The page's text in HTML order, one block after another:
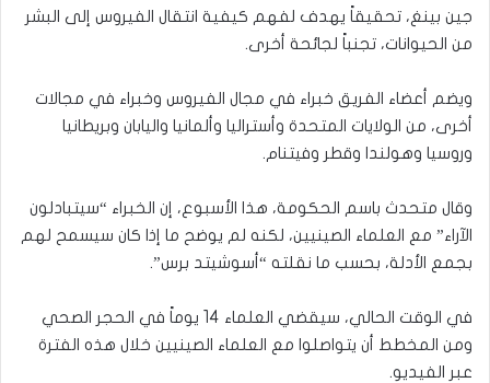
جين بينغ، تحقيقاً يهدف لفهم كيفية انتقال الفيروس إلى البشر
من الحيوانات، تجنباً لجائحة أخرى.
ويضم أعضاء الفريق خبراء في مجال الفيروس وخبراء في مجالات
أخرى، من الولايات المتحدة وأستراليا وألمانيا واليابان وبريطانيا
وروسيا وهولندا وقطر وفيتنام.
وقال متحدث باسم الحكومة، هذا الأسبوع، إن الخبراء “سيتبادلون
الآراء” مع العلماء الصينيين، لكنه لم يوضح ما إذا كان سيسمح لهم
بجمع الأدلة، بحسب ما نقلته “أسوشيتد برس”.
في الوقت الحالي، سيقضي العلماء 14 يوماً في الحجر الصحي
ومن المخطط أن يتواصلوا مع العلماء الصينيين خلال هذه الفترة
عبر الفيديو.